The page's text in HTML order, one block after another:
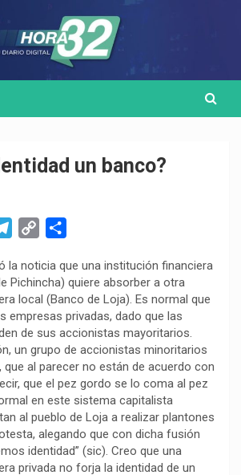
un banco?
l
e
g
r
a
m
p
y
L
i
n
k
m
p
a
r
t
i
r
la noticia que una institución financiera
Pichincha) quiere absorber a otra
local (Banco de Loja). Es normal que
empresas privadas, dado que las
de sus accionistas mayoritarios.
un grupo de accionistas minoritarios
que al parecer no están de acuerdo con
que el pez gordo se lo coma al pez
en este sistema capitalista
al pueblo de Loja a realizar plantones
alegando que con dicha fusión
identidad” (sic). Creo que una
privada no forja la identidad de un